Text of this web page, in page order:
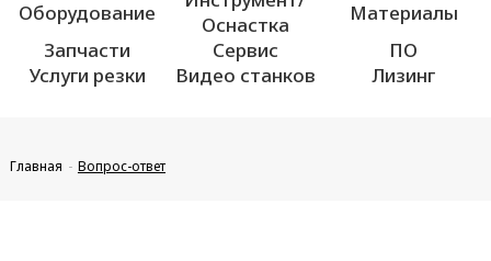
Оборудование
Оснастка
Материалы
Запчасти
Сервис
ПО
Услуги резки
Видео станков Лизинг
Главная Вопрос-ответ